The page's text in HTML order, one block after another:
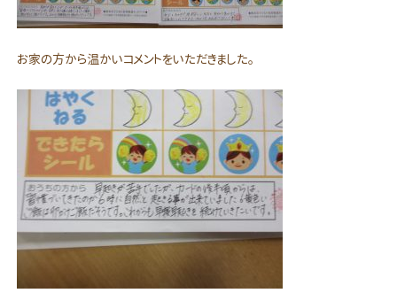
お家の方から温かいコメントをいただきました。